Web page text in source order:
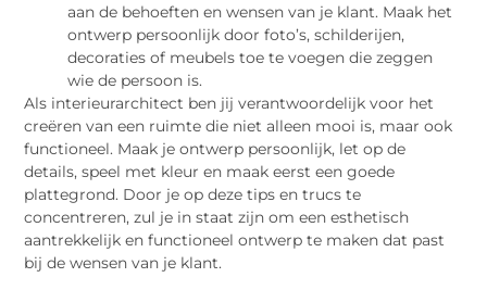
aan de behoeften en wensen van je klant. Maak het
ontwerp persoonlijk door foto’s, schilderijen,
decoraties of meubels toe te voegen die zeggen
wie de persoon is.
Als interieurarchitect ben jij verantwoordelijk voor het
creëren van een ruimte die niet alleen mooi is, maar ook
functioneel. Maak je ontwerp persoonlijk, let op de
details, speel met kleur en maak eerst een goede
plattegrond. Door je op deze tips en trucs te
concentreren, zul je in staat zijn om een esthetisch
aantrekkelijk en functioneel ontwerp te maken dat past
bij de wensen van je klant.